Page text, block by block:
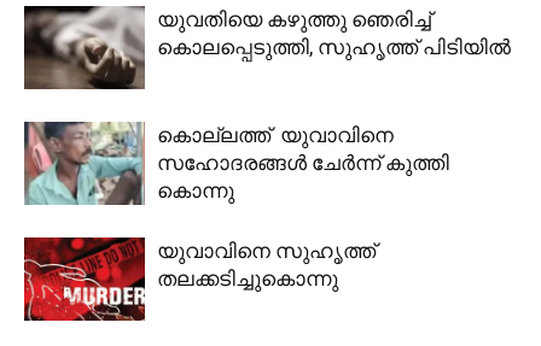
യുവതിയെ കഴുത്തു ഞെരിച്ച്
കൊലപ്പെടുത്തി, സുഹൃത്ത് പിടിയിൽ
കൊല്ലത്ത് യുവാവിനെ
സഹോദരങ്ങൾ ചേർന്ന് കുത്തി
കൊന്നു
യുവാവിനെ സുഹൃത്ത്
തലക്കടിച്ചുകൊന്നു